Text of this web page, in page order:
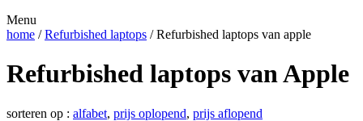
Menu
home /Refurbished laptops / Refurbished laptops van apple
Refurbished laptops van Apple
sorteren op : alfabet, prijs oplopend, prijs aflopend